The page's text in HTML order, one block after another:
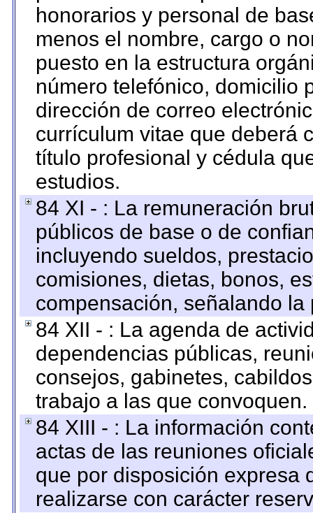
honorarios y personal de
menos el nombre, cargo o
puesto en la estructura
número telefónico, domicilio
dirección de correo
currículum vitae que deberá
título profesional y cédula
estudios.
84 XI - : La remuneración
públicos de base o de
incluyendo sueldos,
comisiones, dietas, bonos,
compensación, señalando
84 XII - : La agenda de
dependencias públicas,
consejos, gabinetes,
trabajo a las que convoquen.
84 XIII - : La información
actas de las reuniones
que por disposición expresa
realizarse con carácter